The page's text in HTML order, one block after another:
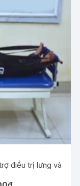
điều trị lưng và
Giá